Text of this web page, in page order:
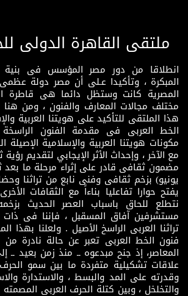
ملتقى القاهرة الدولى
انطلاقا من دور مصر المؤسس فى بنية
المبكرة ، وتأكيدا عـلى أن مصر دولة عظمى
المصرية كانت وستظل دائما هى قاطرة
مختلف مجالات المعارف والفنون ، ومن
هذا الملتقى للتأكيد على هويتنا العربية
الخط العربى فى مقدمة الفنون الراسخة
مكونات هويتنا العربية والإسلامية الإصيلة
مع الآخر ، وإحداث الأثر الإيجابي لتقديم
يونيو) بزخم ثقافى وفنى نابع من تراثنا
يفتح حوارا تفاعليا بناءاً مع الثقافات
نتطلع للحاق باسباب العصر الحديث
مستشرفين آفاق المسقبل ، فإننا فى
تراثنا العربى الراسخ الأصيل . ولعلنا بهذا
فنون الخط العربى تعبر عن حالة نادرة من
المعاصر، إذ جنح مبدعوه ــ منذ زمن بعيد ــ
علاقات تشكيلية متفردة ما بين سمو
وقدرته على المد والبسط ، والاستدارة
والتخلخل ، وبين كتلة الحرف العربى